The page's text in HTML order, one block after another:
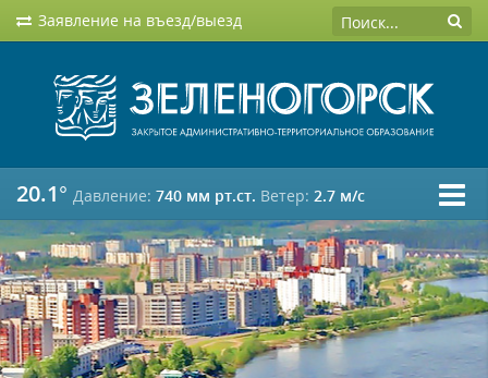
Заявление на въезд/выезд
20.1° Давление: 740 мм рт.ст. Ветер: 2.7 м/c